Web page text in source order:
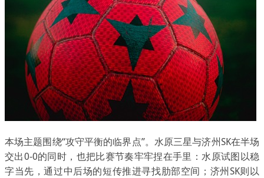
本场主题围绕“攻守平衡的临界点”。水原三星与济州SK在半场
交出0-0的同时，也把比赛节奏牢牢捏在手里：水原试图以稳
字当先，通过中后场的短传推进寻找肋部空间；济州SK则以